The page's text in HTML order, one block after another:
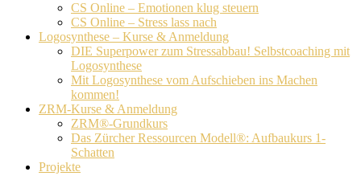
CS Online – Emotionen klug steuern
CS Online – Stress lass nach
Logosynthese – Kurse & Anmeldung
DIE Superpower zum Stressabbau! Selbstcoaching mit
Logosynthese
Mit Logosynthese vom Aufschieben ins Machen
kommen!
ZRM-Kurse & Anmeldung
ZRM®-Grundkurs
Das Zürcher Ressourcen Modell®: Aufbaukurs 1-
Schatten
Projekte